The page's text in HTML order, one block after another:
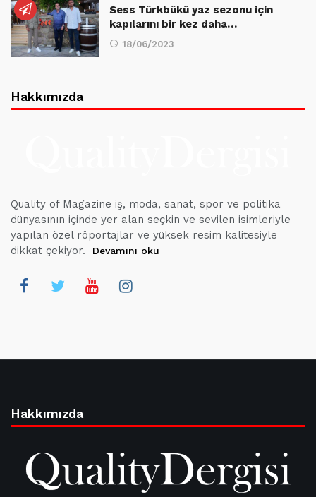
Sess Türkbükü yaz sezonu için
kapılarını bir kez daha…
18/06/2023
Hakkımızda
Quality of Magazine iş, moda, sanat, spor ve politika
dünyasının içinde yer alan seçkin ve sevilen isimleriyle
yapılan özel röportajlar ve yüksek resim kalitesiyle
dikkat çekiyor.
Devamını oku
Hakkımızda